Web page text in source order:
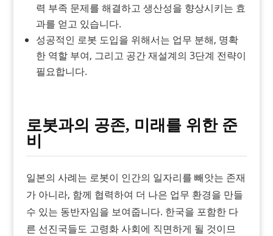
력 부족 문제를 해결하고 생산성을 향상시키는 효
과를 얻고 있습니다.
성공적인 로봇 도입을 위해서는 업무 분해, 명확
한 역할 부여, 그리고 공간 재설계의 3단계 전략이
필요합니다.
로봇과의 공존, 미래를 위한 준
비
일본의 사례는 로봇이 인간의 일자리를 빼앗는 존재
가 아니라, 함께 협력하여 더 나은 업무 환경을 만들
수 있는 동반자임을 보여줍니다. 한국을 포함한 다
른 선진국들도 고령화 사회에 직면하게 될 것이므